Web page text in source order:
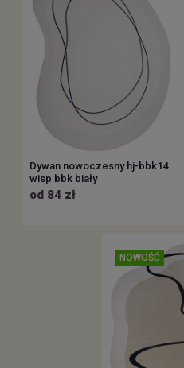
Dywan nowoczesny hj-bbk14
wisp bbk biały
od 84 zł
NOWOŚĆ